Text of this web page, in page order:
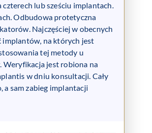
lub sześciu implantach.
Odbudowa protetyczna
Najczęściej w obecnych
implantów, na których jest
tej metody u
jest robiona na
w dniu konsultacji. Cały
sam zabieg implantacji